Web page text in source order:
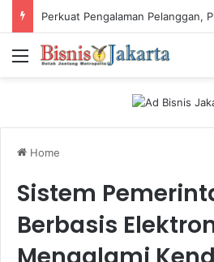
Menu
Home
Sistem
Berbasis